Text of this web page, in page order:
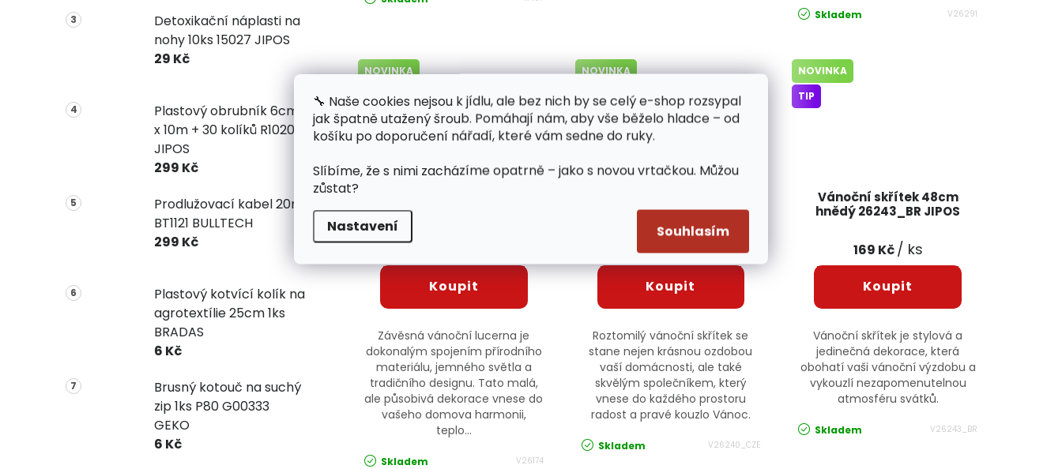
🔧 Naše cookies nejsou k jídlu, ale bez nich by se celý e-shop rozsypal
jak špatně utažený šroub. Pomáhají nám, aby vše běželo hladce – od
košíku po doporučení nářadí, které vám sedne do ruky.
Slíbíme, že s nimi zacházíme opatrně – jako s novou vrtačkou. Můžou
zůstat?
Nastavení Souhlasím
Detoxikační náplasti na
nohy 10ks 15027 JIPOS
29 Kč
Plastový obrubník 6cm
x 10m + 30 kolíků R1020
JIPOS
299 Kč
Prodlužovací kabel 20m
BT1121 BULLTECH
299 Kč
Plastový kotvící kolík na
agrotextílie 25cm 1ks
BRADAS
6 Kč
Brusný kotouč na suchý
zip 1ks P80 G00333
GEKO
6 Kč
Skladem V26291
NOVINKA
TIP
Závěsná vánoční lucerna je
dokonalým spojením přírodního
materiálu, jemného světla a
tradičního designu. Tato malá,
ale působivá dekorace vnese do
vašeho domova harmonii,
teplo...
Skladem V26174
26240_CZE
NOVINKA
TIP
189 Kč/ ks
Roztomilý vánoční skřítek se
stane nejen krásnou ozdobou
vaší domácnosti, ale také
skvělým společníkem, který
vnese do každého prostoru
radost a pravé kouzlo Vánoc.
Skladem V26240_CZE
Vánoční skřítek 48cm
hnědý 26243_BR JIPOS
NOVINKA
TIP
169 Kč/ ks
Vánoční skřítek je stylová a
jedinečná dekorace, která
obohatí vaši vánoční výzdobu a
vykouzlí nezapomenutelnou
atmosféru svátků.
Skladem V26243_BR